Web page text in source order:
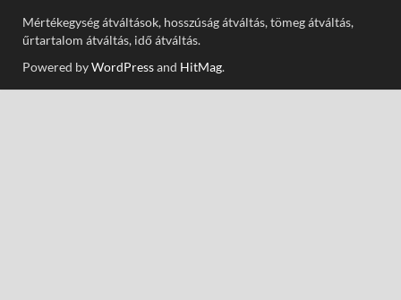
Mértékegység átváltások, hosszúság átváltás, tömeg átváltás,
űrtartalom átváltás, idő átváltás.
Powered byWordPressand HitMag.